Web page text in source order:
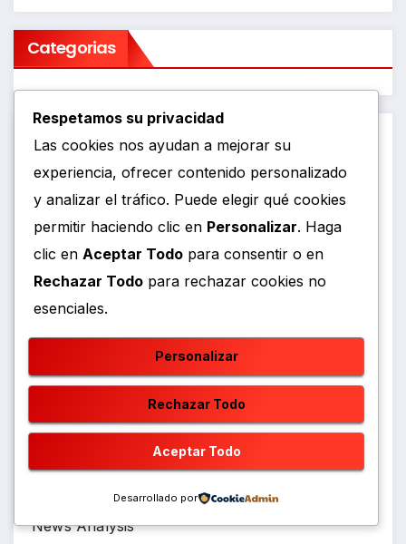
Categorias
Arte y Cultura
Conflict
Democracy
Deporte
Deportes
Entretenimiento
Gastronomia
Geopolitics
News Analysis
Respetamos su privacidad
Las cookies nos ayudan a mejorar su
experiencia, ofrecer contenido personalizado
y analizar el tráfico. Puede elegir qué cookies
permitir haciendo clic en Personalizar. Haga
clic en Aceptar Todo para consentir o en
Rechazar Todo para rechazar cookies no
esenciales.
Personalizar
Rechazar Todo
Aceptar Todo
Desarrollado por